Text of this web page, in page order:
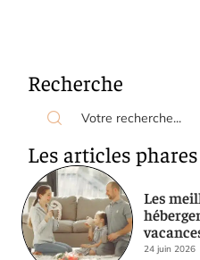
Recherche
Les articles phares
Les
24 juin 2026